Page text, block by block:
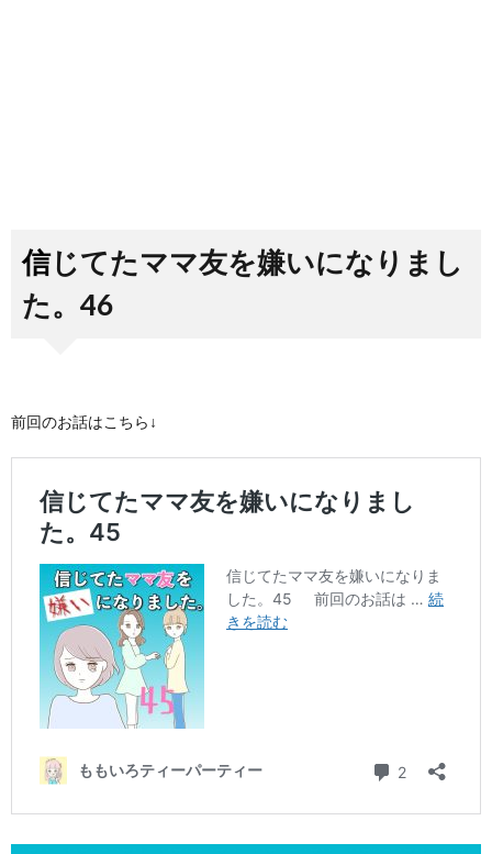
信じてたママ友を嫌いになりまし
た。46
前回のお話はこちら↓